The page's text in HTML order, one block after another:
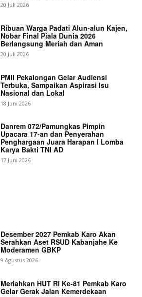
20 Juli 2026
Ribuan Warga Padati Alun-alun Kajen,
Nobar Final Piala Dunia 2026
Berlangsung Meriah dan Aman
20 Juli 2026
PMII Pekalongan Gelar Audiensi
Terbuka, Sampaikan Aspirasi Isu
Nasional dan Lokal
18 Juni 2026
Danrem 072/Pamungkas Pimpin
Upacara 17-an dan Penyerahan
Penghargaan Juara Harapan I Lomba
Karya Bakti TNI AD
17 Juni 2026
Desember 2027 Pemkab Karo Akan
Serahkan Aset RSUD Kabanjahe Ke
Moderamen GBKP
9 Agustus 2026
Meriahkan HUT RI Ke-81 Pemkab Karo
Gelar Gerak Jalan Kemerdekaan